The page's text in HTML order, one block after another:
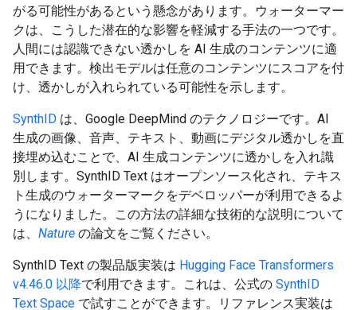
がる可能性があるという懸念があります。ウォーターマー
クは、こうした潜在的な影響を軽減する手法の一つです。
人間には認識できない透かしを AI 生成のコンテンツに適
用できます。検出モデルは任意のコンテンツにスコアを付
け、透かしが入れられている可能性を示します。
SynthID は、Google DeepMind のテクノロジーです。AI
生成の画像、音声、テキスト、動画にデジタル透かしを直
接埋め込むことで、AI 生成コンテンツに透かしを入れ識
別します。SynthID Text はオープンソース化され、テキス
ト生成のウォーターマークをデベロッパーが利用できるよ
うになりました。この方法の詳細な技術的な説明について
は、 Nature の論文をご覧ください。
SynthID Text の製品版実装は Hugging Face Transformers
v4.46.0 以降で利用できます。これは、公式の SynthID
Text Space で試すことができます。リファレンス実装は